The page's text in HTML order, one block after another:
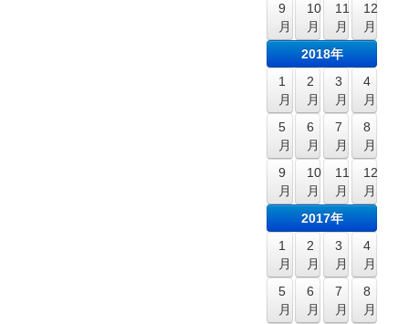
9
月
10
月
11
月
12
月
2018年
1
月
2
月
3
月
4
月
5
月
6
月
7
月
8
月
9
月
10
月
11
月
12
月
2017年
1
月
2
月
3
月
4
月
5
月
6
月
7
月
8
月